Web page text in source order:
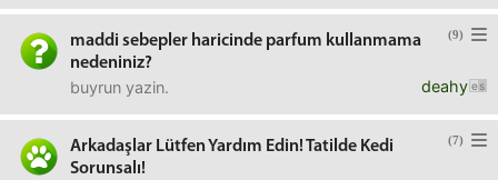
(9)
maddi sebepler haricinde parfum kullanmama
nedeniniz?
deahy
buyrun yazin.
(7)
Arkadaşlar Lütfen Yardım Edin! Tatilde Kedi
Sorunsalı!